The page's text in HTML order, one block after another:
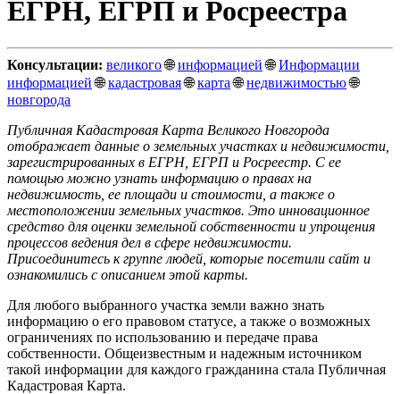
ЕГРН, ЕГРП и Росреестра
Консультации: великого🌐информацией🌐Информации
информацией🌐кадастровая🌐карта🌐недвижимостью🌐
новгорода
Публичная Кадастровая Карта Великого Новгорода
отображает данные о земельных участках и недвижимости,
зарегистрированных в ЕГРН, ЕГРП и Росреестр. С ее
помощью можно узнать информацию о правах на
недвижимость, ее площади и стоимости, а также о
местоположении земельных участков. Это инновационное
средство для оценки земельной собственности и упрощения
процессов ведения дел в сфере недвижимости.
Присоединитесь к группе людей, которые посетили сайт и
ознакомились с описанием этой карты.
Для любого выбранного участка земли важно знать
информацию о его правовом статусе, а также о возможных
ограничениях по использованию и передаче права
собственности. Общеизвестным и надежным источником
такой информации для каждого гражданина стала Публичная
Кадастровая Карта.